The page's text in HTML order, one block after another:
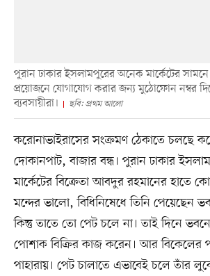
পুরান ঢাকার ইসলামপুরের অনেক মার্কেটের
প্রয়োজনে যোগাযোগ করার জন্য মুঠোফোন নম্বর
ব্যবসায়ীরা।
ছবি: প্রথম আলো
করোনাভাইরাসের সংক্রমণ ঠেকাতে চলছে
দোকানপাট, বাজার বন্ধ। পুরান ঢাকার
মার্কেটের বিক্রেতা আবদুর রহমানের হাতে
মন্দের ভালো, বিধিনিষেধে তিনি পেয়েছেন
কিন্তু তাতে তো পেট চলে না। তাই দিনে
পোশাক বিক্রির কাজ করেন। আর বিকেলের
পাহারায়। পেট চালাতে এভাবেই চলে তাঁর